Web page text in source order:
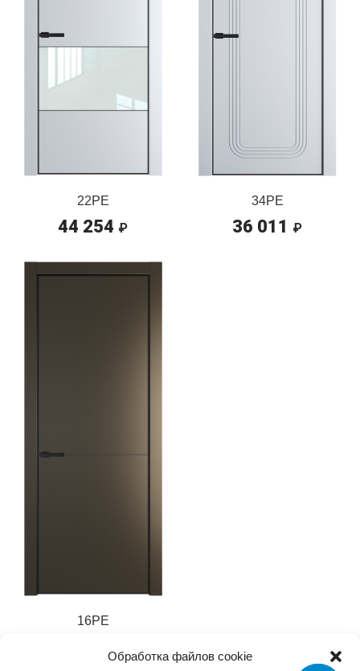
Обработка файлов cookie
22PE
44 254 ₽
34PE
36 011 ₽
16PE
27 929 ₽